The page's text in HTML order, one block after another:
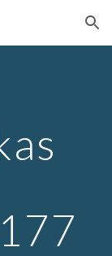
Skip to navigation